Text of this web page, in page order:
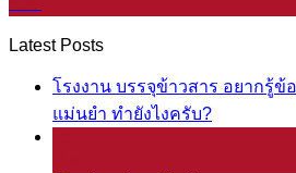
Latest Posts
โรงงาน บรรจุข้าวสาร อยากรู้
แม่นยำ ทำยังไงครับ?